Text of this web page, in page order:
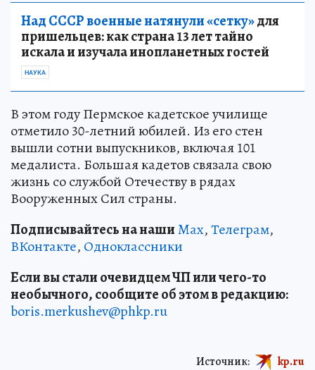
Над СССР военные натянули «сетку»для
пришельцев: как страна 13 лет тайно
искала и изучала инопланетных гостей
НАУКА
В этом году Пермское кадетское училище
отметило 30-летний юбилей. Из его стен
вышли сотни выпускников, включая 101
медалиста. Большая кадетов связала свою
жизнь со службой Отечеству в рядах
Вооруженных Сил страны.
Подписывайтесь на нашиMax,Телеграм,
ВКонтакте, Одноклассники
Если вы стали очевидцем ЧП или чего-то
необычного, сообщите об этом в редакцию:
boris.merkushev@phkp.ru
Источник: kp.ru